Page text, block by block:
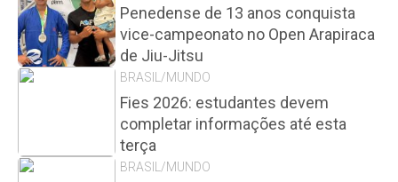
Penedense de 13 anos conquista
vice-campeonato no Open Arapiraca
de Jiu-Jitsu
BRASIL/MUNDO
Fies 2026: estudantes devem
completar informações até esta
terça
BRASIL/MUNDO